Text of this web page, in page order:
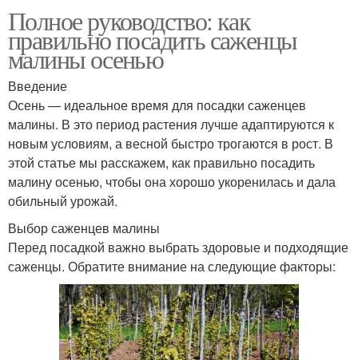
Полное руководство: как
правильно посадить саженцы
малины осенью
Введение
Осень — идеальное время для посадки саженцев
малины. В это период растения лучше адаптируются к
новым условиям, а весной быстро трогаются в рост. В
этой статье мы расскажем, как правильно посадить
малину осенью, чтобы она хорошо укоренилась и дала
обильный урожай.
Выбор саженцев малины
Перед посадкой важно выбрать здоровые и подходящие
саженцы. Обратите внимание на следующие факторы: